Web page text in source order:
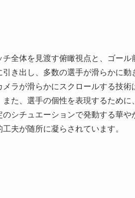
全体を見渡す俯瞰視点と、ゴール
き出し、多数の選手が滑らかに動
ラが滑らかにスクロールする技術
た、選手の個性を表現するために
シチュエーションで発動する華
夫が随所に凝らされています。